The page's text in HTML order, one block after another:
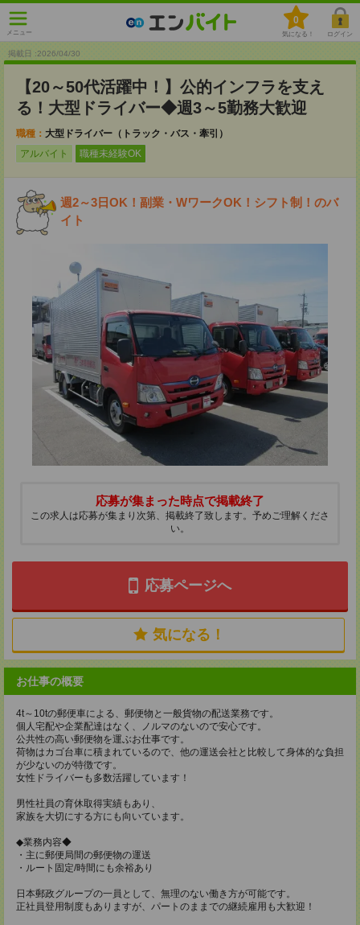
メニュー
0
気になる！ ログイン
掲載日 :2026/04/30
【20～50代活躍中！】公的インフラを支え
る！大型ドライバー◆週3～5勤務大歓迎
職種： 大型ドライバー（トラック・バス・牽引）
アルバイト
職種未経験OK
週2～3日OK！副業・WワークOK！シフト制！のバ
イト
応募が集まった時点で掲載終了
この求人は応募が集まり次第、掲載終了致します。予めご理解くださ
い。
応募ページへ
気になる！
お仕事の概要
4t～10tの郵便車による、郵便物と一般貨物の配送業務です。
個人宅配や企業配達はなく、ノルマのないので安心です。
公共性の高い郵便物を運ぶお仕事です。
荷物はカゴ台車に積まれているので、他の運送会社と比較して身体的な負担
が少ないのが特徴です。
女性ドライバーも多数活躍しています！
男性社員の育休取得実績もあり、
家族を大切にする方にも向いています。
◆業務内容◆
・主に郵便局間の郵便物の運送
・ルート固定/時間にも余裕あり
日本郵政グループの一員として、無理のない働き方が可能です。
正社員登用制度もありますが、パートのままでの継続雇用も大歓迎！